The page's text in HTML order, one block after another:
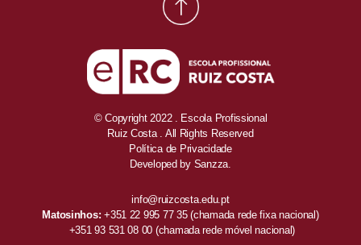
© Copyright 2022 . Escola Profissional
Ruiz Costa . All Rights Reserved
Política de Privacidade
Developed by Sanzza.
info@ruizcosta.edu.pt
Matosinhos: +351 22 995 77 35(chamada rede fixa nacional)
+351 93 531 08 00 (chamada rede móvel nacional)